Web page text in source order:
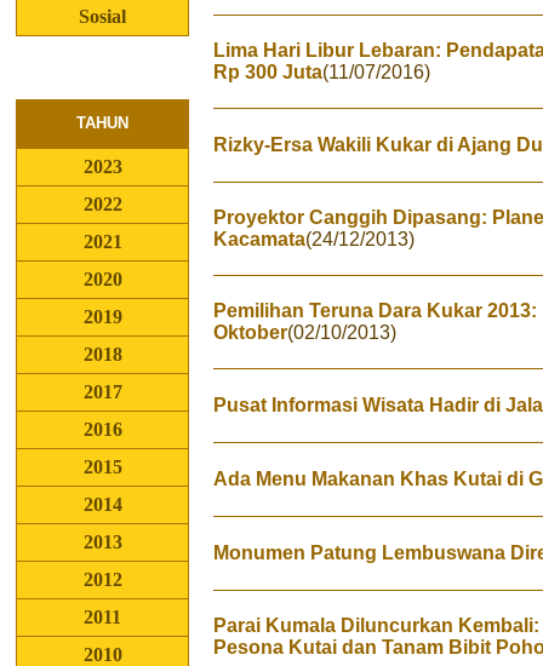
Sosial
TAHUN
2023
2022
2021
2020
2019
2018
2017
2016
2015
2014
2013
2012
2011
2010
Lima Hari Libur Lebaran:
Rp 300 Juta(11/07/2016)
Rizky-Ersa Wakili Kukar di Ajang
Proyektor Canggih Dipasang:
Kacamata(24/12/2013)
Pemilihan Teruna Dara Kukar
Oktober(02/10/2013)
Pusat Informasi Wisata Hadir di
Ada Menu Makanan Khas Kutai di
Monumen Patung Lembuswana
Parai Kumala Diluncurkan
Pesona Kutai dan Tanam Bibit